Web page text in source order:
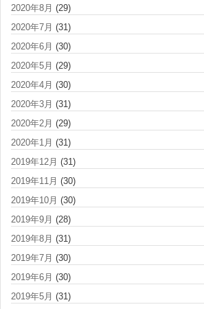
2020年8月 (29)
2020年7月 (31)
2020年6月 (30)
2020年5月 (29)
2020年4月 (30)
2020年3月 (31)
2020年2月 (29)
2020年1月 (31)
2019年12月 (31)
2019年11月 (30)
2019年10月 (30)
2019年9月 (28)
2019年8月 (31)
2019年7月 (30)
2019年6月 (30)
2019年5月 (31)